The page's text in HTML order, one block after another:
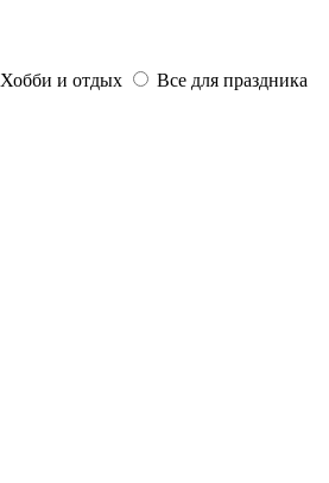
Хобби и отдых
Все для праздника